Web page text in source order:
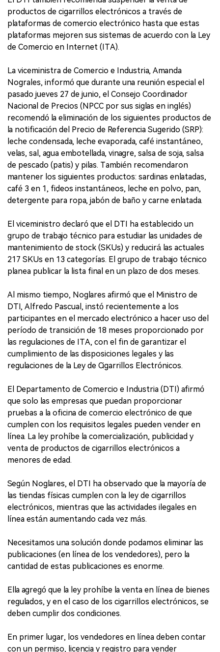
productos de cigarrillos electrónicos a través de
plataformas de comercio electrónico hasta que estas
plataformas mejoren sus sistemas de acuerdo con la Ley
de Comercio en Internet (ITA).
La viceministra de Comercio e Industria, Amanda
Nograles, informó que durante una reunión especial el
pasado jueves 27 de junio, el Consejo Coordinador
Nacional de Precios (NPCC por sus siglas en inglés)
recomendó la eliminación de los siguientes productos de
la notificación del Precio de Referencia Sugerido (SRP):
leche condensada, leche evaporada, café instantáneo,
velas, sal, agua embotellada, vinagre, salsa de soja, salsa
de pescado (patis) y pilas. También recomendaron
mantener los siguientes productos: sardinas enlatadas,
café 3 en 1, fideos instantáneos, leche en polvo, pan,
detergente para ropa, jabón de baño y carne enlatada.
El viceministro declaró que el DTI ha establecido un
grupo de trabajo técnico para estudiar las unidades de
mantenimiento de stock (SKUs) y reducirá las actuales
217 SKUs en 13 categorías. El grupo de trabajo técnico
planea publicar la lista final en un plazo de dos meses.
Al mismo tiempo, Noglares afirmó que el Ministro de
DTI, Alfredo Pascual, instó recientemente a los
participantes en el mercado electrónico a hacer uso del
período de transición de 18 meses proporcionado por
las regulaciones de ITA, con el fin de garantizar el
cumplimiento de las disposiciones legales y las
regulaciones de la Ley de Cigarrillos Electrónicos.
El Departamento de Comercio e Industria (DTI) afirmó
que solo las empresas que puedan proporcionar
pruebas a la oficina de comercio electrónico de que
cumplen con los requisitos legales pueden vender en
línea. La ley prohíbe la comercialización, publicidad y
venta de productos de cigarrillos electrónicos a
menores de edad.
Según Noglares, el DTI ha observado que la mayoría de
las tiendas físicas cumplen con la ley de cigarrillos
electrónicos, mientras que las actividades ilegales en
línea están aumentando cada vez más.
Necesitamos una solución donde podamos eliminar las
publicaciones (en línea de los vendedores), pero la
cantidad de estas publicaciones es enorme.
Ella agregó que la ley prohíbe la venta en línea de bienes
regulados, y en el caso de los cigarrillos electrónicos, se
deben cumplir dos condiciones.
En primer lugar, los vendedores en línea deben contar
con un permiso, licencia y registro para vender